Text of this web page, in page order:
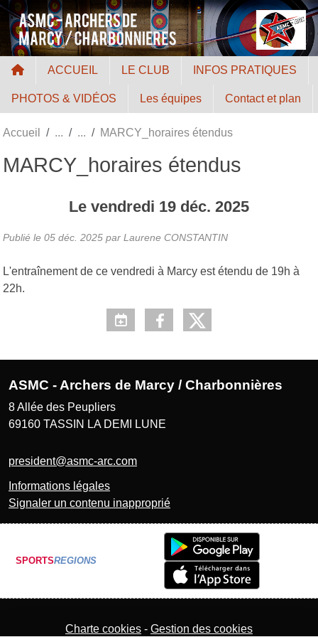
ACCUEIL LE CLUB INFOS PRATIQUES
PHOTOS & VIDÉOS Les équipes Contact et plan
Accueil MARCY_horaires étendus
MARCY_horaires étendus
Le vendredi 19 déc. 2025
Publié le 05 déc. 2025 par Laurene CONSTANTIN
L'entraînement de ce vendredi à Marcy est étendu de 19h à
22h.
ASMC - Archers de Marcy / Charbonnières
8 Allée des Peupliers
69160 TASSIN LA DEMI LUNE
president@asmc-arc.com
Informations légales
Signaler un contenu inapproprié
SPORTSREGIONS
Charte cookies Gestion des cookies
Panneau de gestion des cookies